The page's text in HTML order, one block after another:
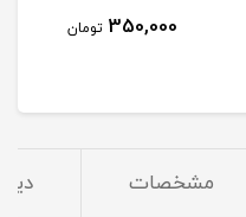
350,000 تومان
مشخصات